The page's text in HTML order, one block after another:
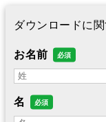
ダウンロードに
お名前
名